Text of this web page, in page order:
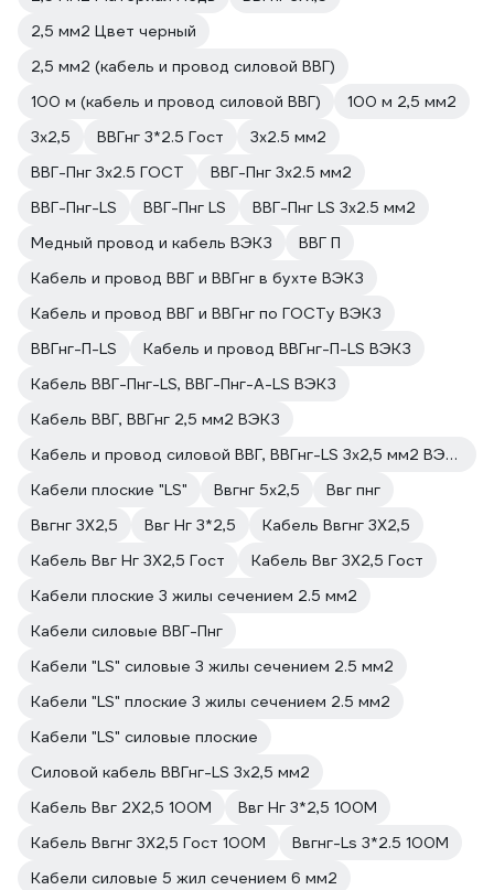
2,5 мм2 Цвет черный
2,5 мм2 (кабель и провод силовой ВВГ)
100 м (кабель и провод силовой ВВГ)
100 м 2,5 мм2
3х2,5
ВВГнг 3*2.5 Гост
3х2.5 мм2
ВВГ-Пнг 3х2.5 ГОСТ
ВВГ-Пнг 3х2.5 мм2
ВВГ-Пнг-LS
ВВГ-Пнг LS
ВВГ-Пнг LS 3х2.5 мм2
Медный провод и кабель ВЭКЗ
ВВГ П
Кабель и провод ВВГ и ВВГнг в бухте ВЭКЗ
Кабель и провод ВВГ и ВВГнг по ГОСТу ВЭКЗ
ВВГнг-П-LS
Кабель и провод ВВГнг-П-LS ВЭКЗ
Кабель ВВГ-Пнг-LS, ВВГ-Пнг-А-LS ВЭКЗ
Кабель ВВГ, ВВГнг 2,5 мм2 ВЭКЗ
Кабель и провод силовой ВВГ, ВВГнг-LS 3х2,5 мм2 ВЭКЗ
Кабели плоские "LS"
Ввгнг 5х2,5
Ввг пнг
Ввгнг 3Х2,5
Ввг Нг 3*2,5
Кабель Ввгнг 3Х2,5
Кабель Ввг Нг 3Х2,5 Гост
Кабель Ввг 3Х2,5 Гост
Кабели плоские 3 жилы сечением 2.5 мм2
Кабели силовые ВВГ-Пнг
Кабели "LS" силовые 3 жилы сечением 2.5 мм2
Кабели "LS" плоские 3 жилы сечением 2.5 мм2
Кабели "LS" силовые плоские
Силовой кабель ВВГнг-LS 3х2,5 мм2
Кабель Ввг 2Х2,5 100М
Ввг Нг 3*2,5 100М
Кабель Ввгнг 3Х2,5 Гост 100М
Ввгнг-Ls 3*2.5 100М
Кабели силовые 5 жил сечением 6 мм2